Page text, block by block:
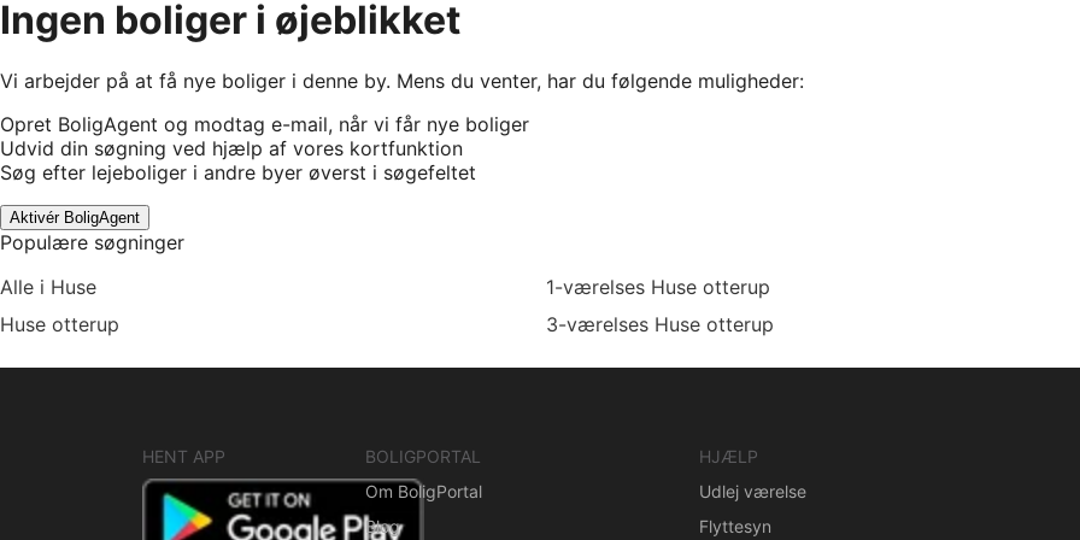
Ingen boliger i øjeblikket
Vi arbejder på at få nye boliger i denne by. Mens du venter, har du følgende muligheder:
Opret BoligAgent og modtag e-mail, når vi får nye boliger
Udvid din søgning ved hjælp af vores kortfunktion
Søg efter lejeboliger i andre byer øverst i søgefeltet
Aktivér BoligAgent
Populære søgninger
Alle i Huse
Huse otterup
1-værelses Huse otterup
3-værelses Huse otterup
HENT APP
BOLIGPORTAL
Om BoligPortal
Blog
HJÆLP
Udlej værelse
Flyttesyn